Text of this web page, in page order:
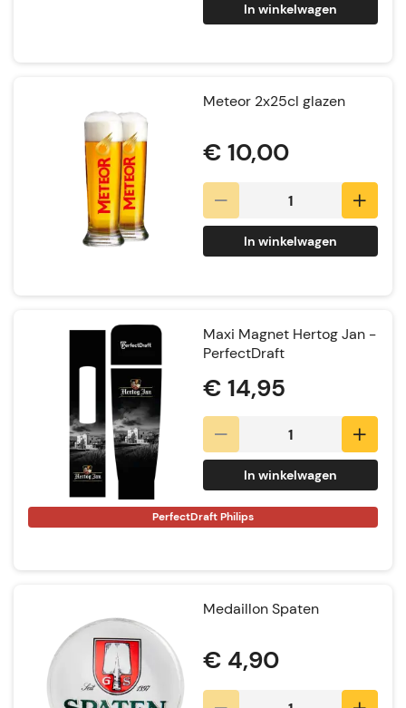
In winkelwagen
Meteor 2x25cl glazen
€ 10,00
In winkelwagen
Maxi Magnet Hertog Jan -
PerfectDraft
€ 14,95
In winkelwagen
PerfectDraft Philips
Medaillon Spaten
€ 4,90